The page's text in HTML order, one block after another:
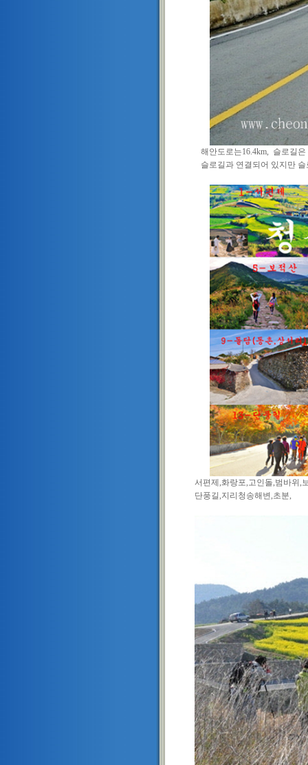
해안도로는16.4km, 슬로길은
슬로길과 연결되어 있지만 슬
서편제,화랑포,고인돌,범바위,
단풍길,지리청송해변,초분,